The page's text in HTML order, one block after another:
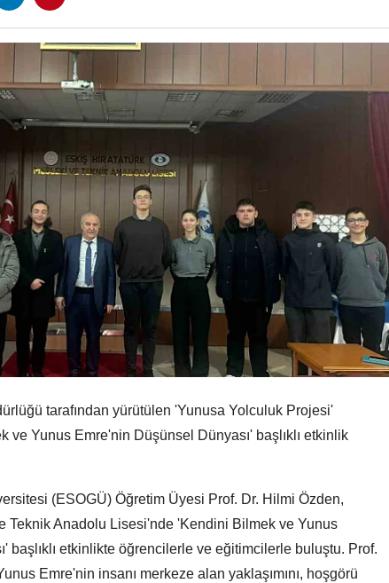
tarafından yürütülen 'Yunusa Yolculuk Projesi'
ve Yunus Emre'nin Düşünsel Dünyası' başlıklı etkinlik
(ESOGÜ) Öğretim Üyesi Prof. Dr. Hilmi Özden,
Teknik Anadolu Lisesi'nde 'Kendini Bilmek ve Yunus
başlıklı etkinlikte öğrencilerle ve eğitimcilerle buluştu. Prof.
Emre'nin insanı merkeze alan yaklaşımını, hoşgörü